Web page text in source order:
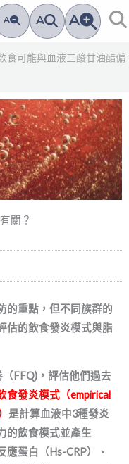
A A A
食可能與血液三酸甘油酯偏
關？
的重點，但不同族群的
估的飲食發炎模式與脂
（FFQ) ，評估他們過去
食發炎模式 （empirical
是計算血液中3種發炎
的飲食模式並產生
應蛋白（Hs-CRP）、